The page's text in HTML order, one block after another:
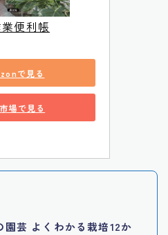
便利帳
で見る
場で見る
芸 よくわかる栽培12か